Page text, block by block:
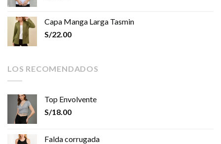
Capa Manga Larga Tasmin
S/22.00
LOS RECOMENDADOS
Top Envolvente
S/18.00
Falda corrugada